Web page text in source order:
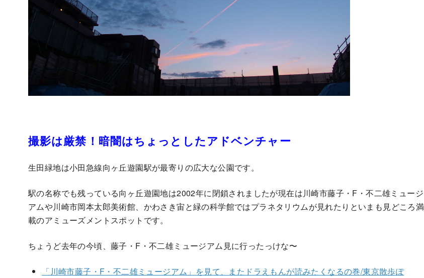
撮影は厳禁！暗闇はちょっとしたアドベンチャー
生田緑地は小田急線向ヶ丘遊園駅が最寄りの広大な公園です。
駅の名称でも残っている向ヶ丘遊園地は2002年に閉鎖されましたが現在は川崎市藤子・F・不二雄ミュージ
アムや川崎市岡本太郎美術館、かわさき宙と緑の科学館ではプラネタリウムが見れたりといまも見どころ満
載のアミューズメントスポットです。
ちょうど去年の今頃、藤子・F・不二雄ミュージアム見に行ったっけな〜
「川崎市藤子・F・不二雄ミュージアム」を見て、またドラえもんが読みたくなるの巻/東京散歩ぽ